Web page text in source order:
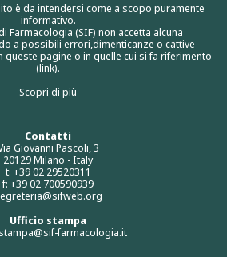
Contatti
Giovanni Pascoli, 3
20129 Milano - Italy
t: +39 02 29520311
f: +39 02 700590939
Ufficio stampa
farmacologia.it
è da intendersi come a scopo puramente
informativo.
Farmacologia (SIF) non accetta alcuna
a possibili errori,dimenticanze o cattive
pagine o in quelle cui si fa riferimento
(link).
Scopri di più